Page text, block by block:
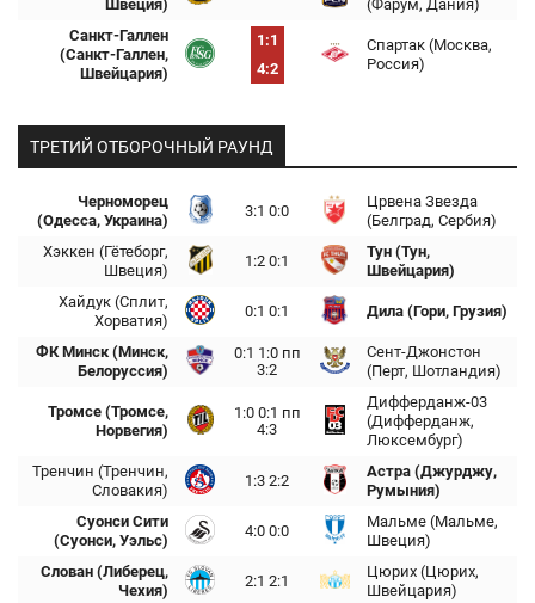
Швеция)
(Фарум, Дания)
Санкт-Галлен
(Санкт-Галлен,
Швейцария)
1:1
4:2
Спартак (Москва,
Россия)
ТРЕТИЙ ОТБОРОЧНЫЙ РАУНД
Черноморец
(Одесса, Украина)
3:1 0:0
Црвена Звезда
(Белград, Сербия)
Хэккен (Гётеборг,
Швеция)
1:2 0:1
Тун (Тун,
Швейцария)
Хайдук (Сплит,
Хорватия)
0:1 0:1 Дила (Гори, Грузия)
ФК Минск (Минск,
Белоруссия)
0:1 1:0 пп
3:2
Сент-Джонстон
(Перт, Шотландия)
Тромсе (Тромсе,
Норвегия)
1:0 0:1 пп
4:3
Дифферданж-03
(Дифферданж,
Люксембург)
Тренчин (Тренчин,
Словакия)
1:3 2:2
Астра (Джурджу,
Румыния)
Суонси Сити
(Суонси, Уэльс)
4:0 0:0
Мальме (Мальме,
Швеция)
Слован (Либерец,
Чехия)
2:1 2:1
Цюрих (Цюрих,
Швейцария)